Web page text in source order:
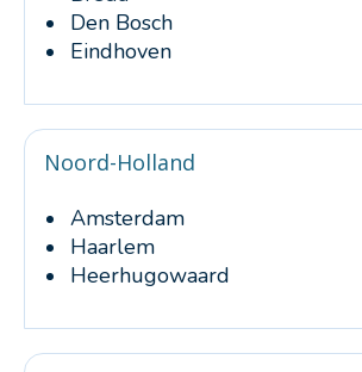
Den Bosch
Eindhoven
Noord-Holland
Amsterdam
Haarlem
Heerhugowaard